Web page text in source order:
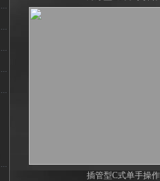
插管型C式单手操